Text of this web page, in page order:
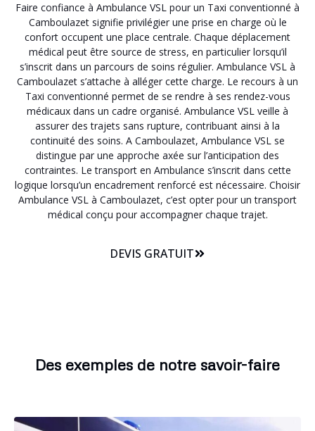
Faire confiance à Ambulance VSL pour un Taxi conventionné à
Camboulazet signifie privilégier une prise en charge où le
confort occupent une place centrale. Chaque déplacement
médical peut être source de stress, en particulier lorsqu’il
s’inscrit dans un parcours de soins régulier. Ambulance VSL à
Camboulazet s’attache à alléger cette charge. Le recours à un
Taxi conventionné permet de se rendre à ses rendez-vous
médicaux dans un cadre organisé. Ambulance VSL veille à
assurer des trajets sans rupture, contribuant ainsi à la
continuité des soins. A Camboulazet, Ambulance VSL se
distingue par une approche axée sur l’anticipation des
contraintes. Le transport en Ambulance s’inscrit dans cette
logique lorsqu’un encadrement renforcé est nécessaire. Choisir
Ambulance VSL à Camboulazet, c’est opter pour un transport
médical conçu pour accompagner chaque trajet.
DEVIS GRATUIT
Des exemples de notre savoir-faire